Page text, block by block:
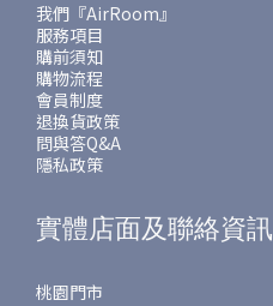
我們『AirRoom』
服務項目
購前須知
購物流程
會員制度
退換貨政策
問與答Q&A
隱私政策
實體店面及聯絡資訊
桃園門市